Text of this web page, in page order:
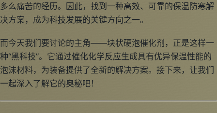
多么痛苦的经历。因此，找到一种高效、可靠的保温防寒解
决方案，成为科技发展的关键方向之一。
而今天我们要讨论的主角——块状硬泡催化剂，正是这样一
种“黑科技”。它通过催化化学反应生成具有优异保温性能的
泡沫材料，为装备提供了全新的解决方案。接下来，让我们
一起深入了解它的奥秘吧！